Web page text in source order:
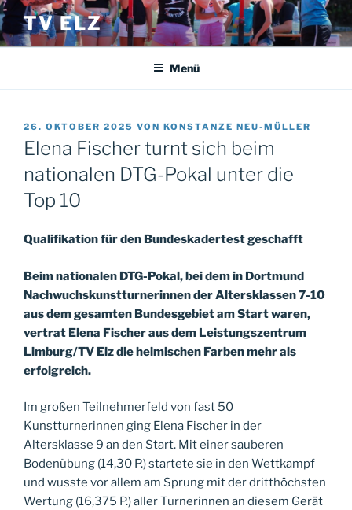
Zum
Inhalt
springen
TV ELZ
Menü
VERÖFFENTLICHT
AM
26. OKTOBER 2025 VON KONSTANZE NEU-MÜLLER
Elena Fischer turnt sich beim
nationalen DTG-Pokal unter die
Top 10
Qualifikation für den Bundeskadertest geschafft
Beim nationalen DTG-Pokal, bei dem in Dortmund
Nachwuchskunstturnerinnen der Altersklassen 7-10
aus dem gesamten Bundesgebiet am Start waren,
vertrat Elena Fischer aus dem Leistungszentrum
Limburg/TV Elz die heimischen Farben mehr als
erfolgreich.
Im großen Teilnehmerfeld von fast 50
Kunstturnerinnen ging Elena Fischer in der
Altersklasse 9 an den Start. Mit einer sauberen
Bodenübung (14,30 P.) startete sie in den Wettkampf
und wusste vor allem am Sprung mit der dritthöchsten
Wertung (16,375 P.) aller Turnerinnen an diesem Gerät